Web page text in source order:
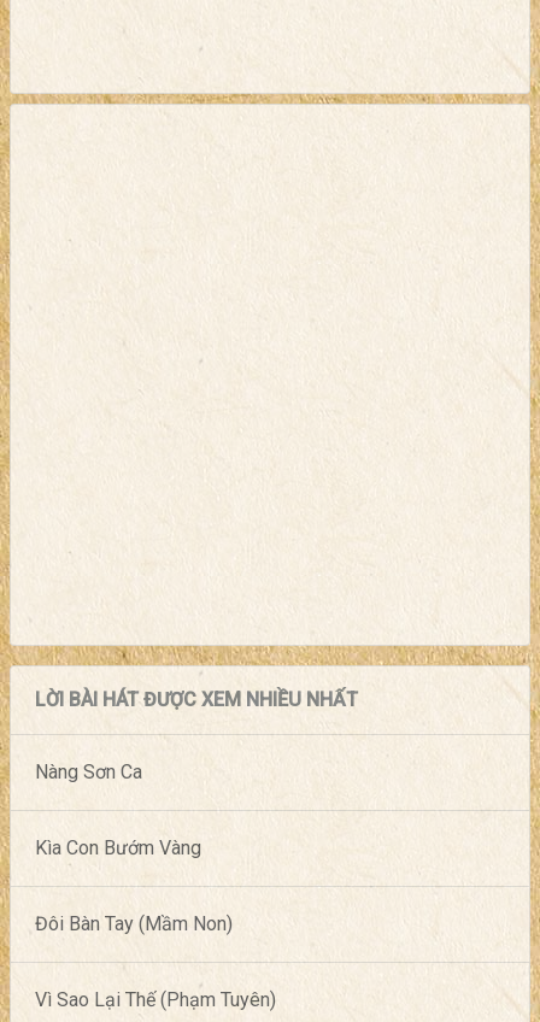
LỜI BÀI HÁT ĐƯỢC XEM NHIỀU NHẤT
Nàng Sơn Ca
Kìa Con Bướm Vàng
Đôi Bàn Tay (Mầm Non)
Vì Sao Lại Thế (Phạm Tuyên)